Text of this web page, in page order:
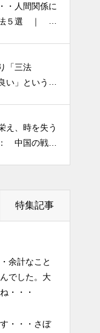
・人間関係に
法５選 ｜ 心
「三法
い」という気
え、時を失う
中国の戦国
特集記事
・・・さぼ
ﾉ)
投稿・・・
余計なこと
でした。大
・・・
・・・さぼ